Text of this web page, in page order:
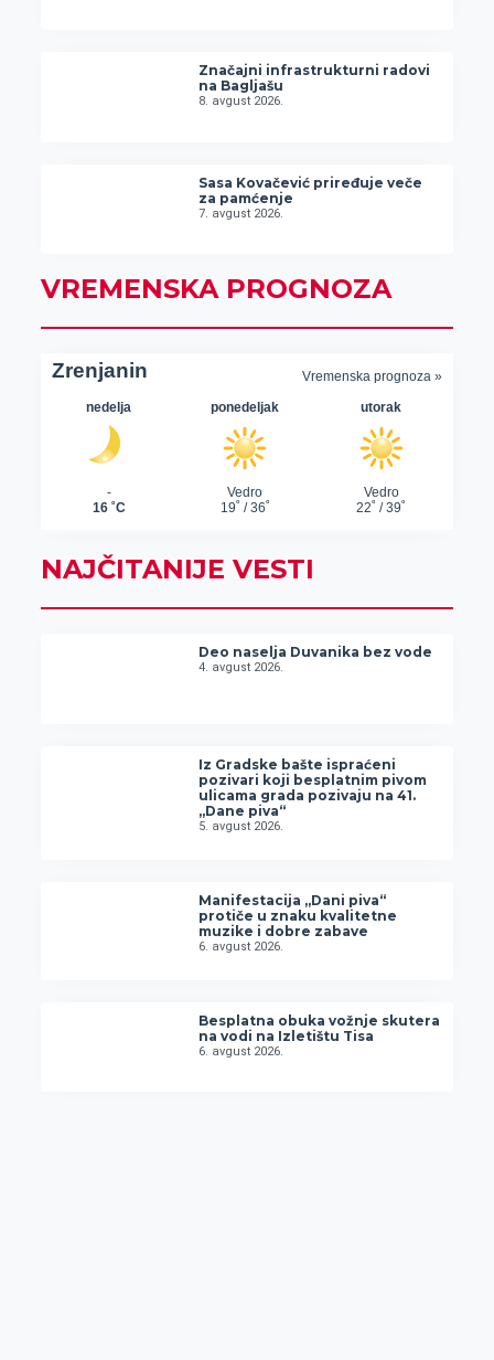
Značajni infrastrukturni radovi
na Bagljašu
8. avgust 2026.
Sasa Kovačević priređuje veče
za pamćenje
7. avgust 2026.
VREMENSKA PROGNOZA
NAJČITANIJE VESTI
Deo naselja Duvanika bez vode
4. avgust 2026.
Iz Gradske bašte ispraćeni
pozivari koji besplatnim pivom
ulicama grada pozivaju na 41.
„Dane piva“
5. avgust 2026.
Manifestacija „Dani piva“
protiče u znaku kvalitetne
muzike i dobre zabave
6. avgust 2026.
Besplatna obuka vožnje skutera
na vodi na Izletištu Tisa
6. avgust 2026.